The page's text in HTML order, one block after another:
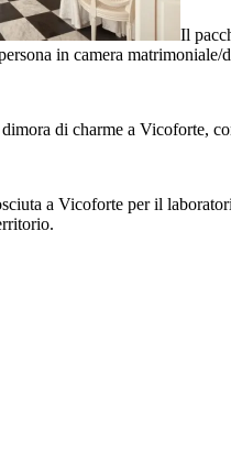
Il
in camera
di charme a Vicoforte,
a Vicoforte per il